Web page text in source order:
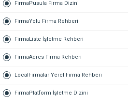
FirmaPusula Firma Dizini
FirmaYolu Firma Rehberi
FirmaListe İşletme Rehberi
FirmaAdres Firma Rehberi
LocalFirmalar Yerel Firma Rehberi
FirmaPlatform İşletme Dizini